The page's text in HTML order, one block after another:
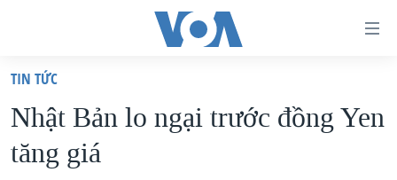
truy
cập
Tới
VIỆT NAM
HOA KỲ
TIN TỨC
Nhật Bản lo ngại trước đồng Yen
tăng giá